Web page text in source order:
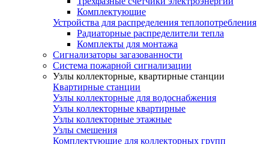
Комплектующие
Устройства для распределения теплопотребления
Радиаторные распределители тепла
Комплекты для монтажа
Сигнализаторы загазованности
Система пожарной сигнализации
Узлы коллекторные, квартирные станции
Квартирные станции
Узлы коллекторные для водоснабжения
Узлы коллекторные квартирные
Узлы коллекторные этажные
Узлы смешения
Комплектующие для коллекторных групп